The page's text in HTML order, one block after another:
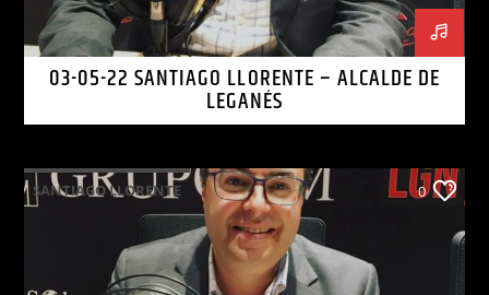
03-05-22 SANTIAGO LLORENTE – ALCALDE DE
LEGANÉS
SANTIAGO LLORENTE 0